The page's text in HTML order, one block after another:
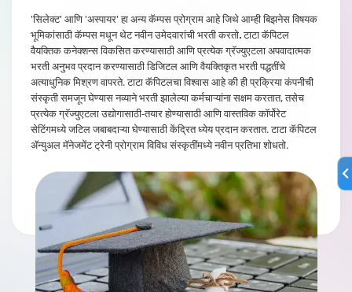
'सिलेक्ट' आणि 'अस्पायर' हा अन्य कॅम्पस प्रोग्राम आहे जिथे आम्ही बिझनेस विषयक
भूमिकांसाठी कॅम्पस मधून थेट नवीन उमेदवारांची भरती करतो.टाटा कॅपिटल
वैयक्तिक कनेक्शन्स विकसित करण्यासाठी आणि प्रत्येक ग्रॅज्युएटला अपवादात्मक
भरती अनुभव प्रदान करण्यासाठी डिजिटल आणि वैयक्तिकृत भरती पद्धतींचे
अत्याधुनिक मिश्रण वापरते. टाटा कॅपिटलचा विश्वास आहे की ही प्रक्रिया कंपनीची
संस्कृती समजून घेण्यास नव्याने भरती झालेल्या कर्मचाऱ्यांना सक्षम करतात, तसेच
प्रत्येक ग्रॅज्युएटला उद्योगासाठी-तयार होण्यासाठी आणि वास्तविक कॉर्पोरेट
सेटिंगमध्ये जटिल जबाबदाऱ्या घेण्यासाठी केंद्रित ध्येय प्रदान करतात. टाटा कॅपिटल
ॲन्युअल मॅनेजमेंट ट्रेनी प्रोग्राम विविध संस्कृतींमध्ये नवीन प्रतिभा शोधतो.